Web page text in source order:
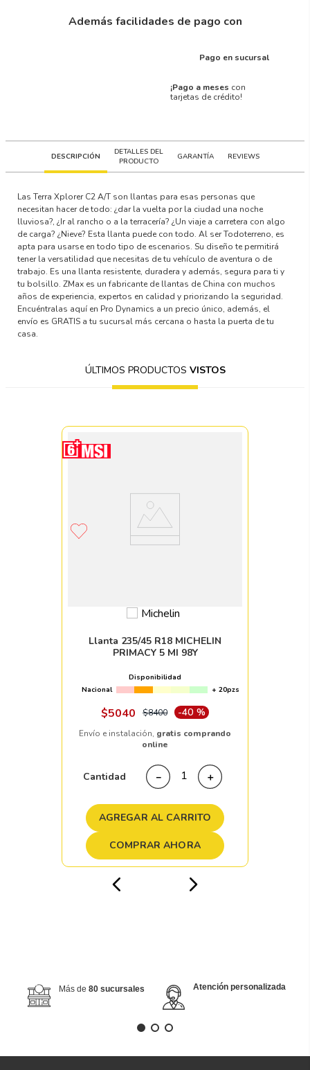
Además facilidades de pago con
Pago en sucursal
¡Pago a meses con
tarjetas de crédito!
DESCRIPCIÓN
DETALLES DEL
PRODUCTO
GARANTÍA REVIEWS
Las Terra Xplorer C2 A/T son llantas para esas personas que
necesitan hacer de todo: ¿dar la vuelta por la ciudad una noche
lluviosa?, ¿Ir al rancho o a la terracería? ¿Un viaje a carretera con algo
de carga? ¿Nieve? Esta llanta puede con todo. Al ser Todoterreno, es
apta para usarse en todo tipo de escenarios. Su diseño te permitirá
tener la versatilidad que necesitas de tu vehículo de aventura o de
trabajo. Es una llanta resistente, duradera y además, segura para ti y
tu bolsillo. ZMax es un fabricante de llantas de China con muchos
años de experiencia, expertos en calidad y priorizando la seguridad.
Encuéntralas aquí en Pro Dynamics a un precio único, además, el
envío es GRATIS a tu sucursal más cercana o hasta la puerta de tu
casa.
ÚLTIMOS PRODUCTOS VISTOS
Llanta 235/45 R18 MICHELIN
PRIMACY 5 MI 98Y
Disponibilidad
Nacional
+ 20pzs
$5040 $8400 -40 %
Envío e instalación, gratis comprando
online
Cantidad ＋
－
AGREGAR AL CARRITO
COMPRAR AHORA
Más de 80 sucursales Atención personalizada